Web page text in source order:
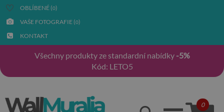
OBLÍBENÉ (0)
VAŠE FOTOGRAFIE (0)
KONTAKT
Všechny produkty ze standardní nabídky -5%
Kód: LETO5
0